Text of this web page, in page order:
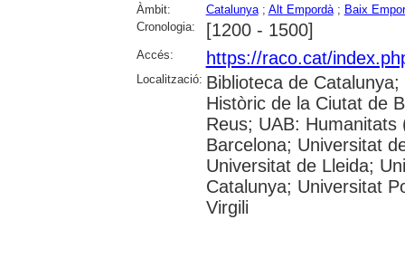
Àmbit:
Catalunya; Alt Empordà; Baix
Cronologia:
[1200 - 1500]
Accés: https://raco.cat/
Localització: Biblioteca de
Històric de la Ciutat de
Reus; UAB:
Barcelona; Universitat
Universitat de Lleida;
Catalunya; Universitat
Virgili